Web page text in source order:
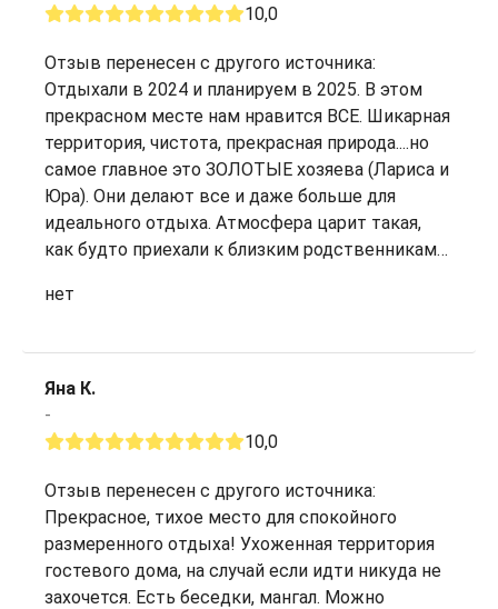
10,0
Отзыв перенесен с другого источника:
Отдыхали в 2024 и планируем в 2025. В этом
прекрасном месте нам нравится ВСЕ. Шикарная
территория, чистота, прекрасная природа....но
самое главное это ЗОЛОТЫЕ хозяева (Лариса и
Юра). Они делают все и даже больше для
идеального отдыха. Атмосфера царит такая,
как будто приехали к близким родственникам…
нет
Яна К.
-
10,0
Отзыв перенесен с другого источника:
Прекрасное, тихое место для спокойного
размеренного отдыха! Ухоженная территория
гостевого дома, на случай если идти никуда не
захочется. Есть беседки, мангал. Можно